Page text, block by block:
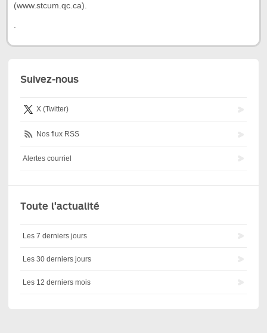
(www.stcum.qc.ca).
.
Suivez-nous
X (Twitter)
Nos flux RSS
Alertes courriel
Toute l'actualité
Les 7 derniers jours
Les 30 derniers jours
Les 12 derniers mois